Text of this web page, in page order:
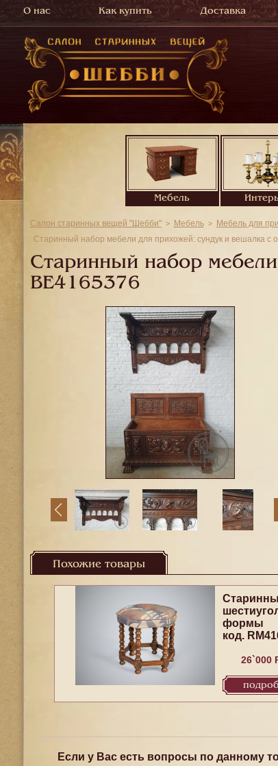
О нас Как купить Доставка
Мебель
Салон старинных вещей "Шебби" Мебель
Мебель для
Старинный набор мебели для прихожей: сундук и вешалка с
Старинный набор
BE4165376
Похожие товары
формы
код.
26`000
Если у Вас есть вопросы по данному